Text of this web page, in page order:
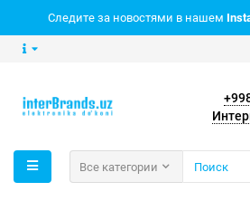
Следите за новостями в нашем
Все категории